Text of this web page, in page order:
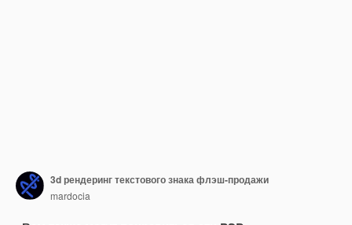
3d рендеринг текстового знака флэш-продажи
mardocia